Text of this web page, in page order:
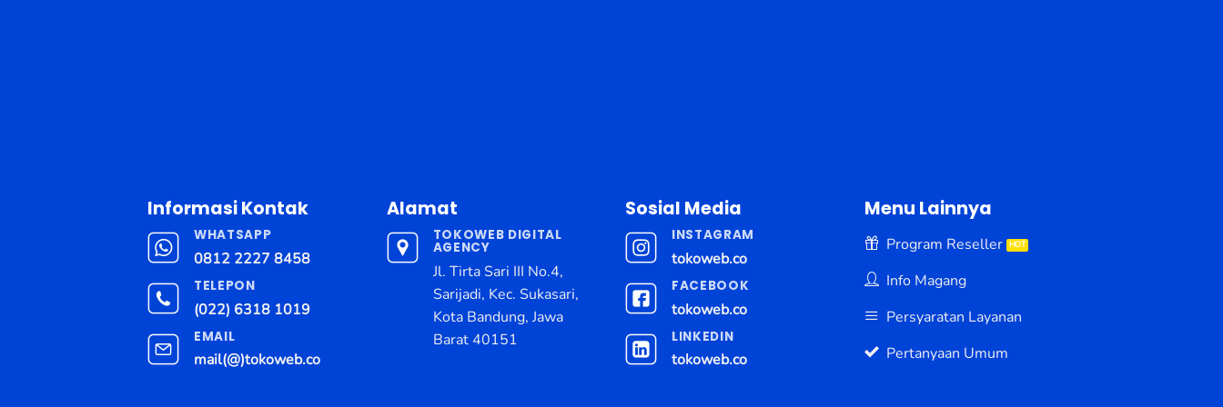
Informasi Kontak
WHATSAPP
0812 2227 8458
TELEPON
(022) 6318 1019
EMAIL
mail(@)tokoweb.co
Alamat
TOKOWEB DIGITAL
AGENCY
Jl. Tirta Sari III No.4,
Sarijadi, Kec. Sukasari,
Kota Bandung, Jawa
Barat 40151
Sosial Media
INSTAGRAM
tokoweb.co
FACEBOOK
tokoweb.co
LINKEDIN
tokoweb.co
Menu Lainnya
Program Reseller
Info Magang
Persyaratan Layanan
Pertanyaan Umum